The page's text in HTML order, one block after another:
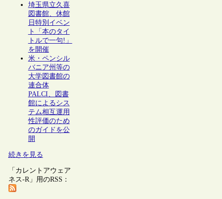
埼玉県立久喜
図書館、休館
日特別イベン
ト「本のタイ
トルで一句!」
を開催
米・ペンシル
バニア州等の
大学図書館の
連合体
PALCI、図書
館によるシス
テム相互運用
性評価のため
のガイドを公
開
続きを見る
「カレントアウェア
ネス-R」用のRSS：